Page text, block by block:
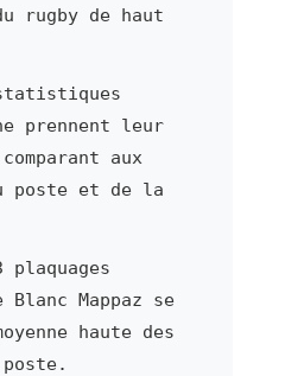
rugby de haut
prennent leur
aux
poste et de la
Mappaz se
haute des